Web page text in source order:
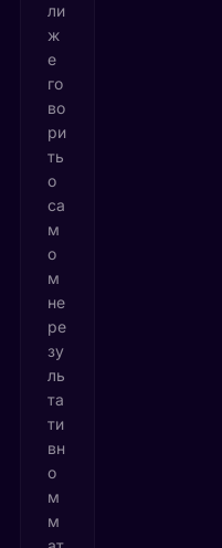
ли
ж
е
го
во
ри
ть
о
са
м
о
м
не
ре
зу
ль
та
ти
вн
о
м
м